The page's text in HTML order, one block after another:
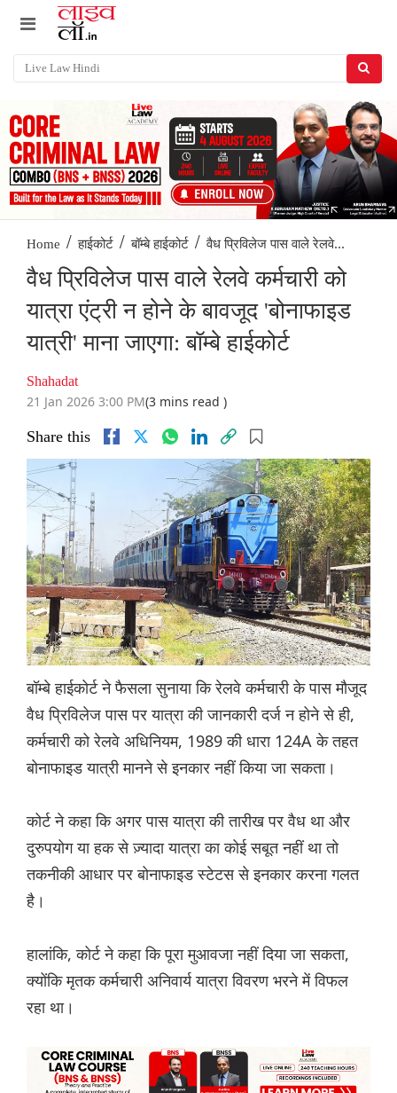
Home / हाईकोर्ट / बॉम्बे हाईकोर्ट / वैध प्रिविलेज पास वाले रेलवे...
वैध प्रिविलेज पास वाले रेलवे कर्मचारी को
यात्रा एंट्री न होने के बावजूद 'बोनाफाइड
यात्री' माना जाएगा: बॉम्बे हाईकोर्ट
Shahadat
21 Jan 2026 3:00 PM(3 mins read )
Share this
बॉम्बे हाईकोर्ट ने फैसला सुनाया कि रेलवे कर्मचारी के पास मौजूद
वैध प्रिविलेज पास पर यात्रा की जानकारी दर्ज न होने से ही,
कर्मचारी को रेलवे अधिनियम, 1989 की धारा 124A के तहत
बोनाफाइड यात्री मानने से इनकार नहीं किया जा सकता।
कोर्ट ने कहा कि अगर पास यात्रा की तारीख पर वैध था और
दुरुपयोग या हक से ज़्यादा यात्रा का कोई सबूत नहीं था तो
तकनीकी आधार पर बोनाफाइड स्टेटस से इनकार करना गलत
है।
हालांकि, कोर्ट ने कहा कि पूरा मुआवजा नहीं दिया जा सकता,
क्योंकि मृतक कर्मचारी अनिवार्य यात्रा विवरण भरने में विफल
रहा था।